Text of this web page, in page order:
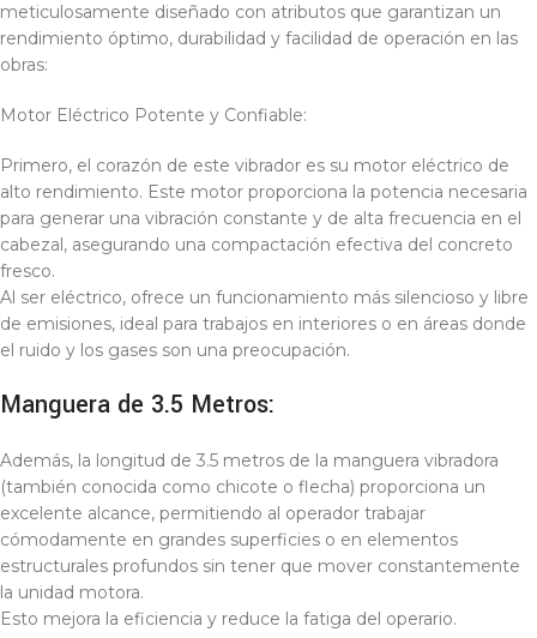
meticulosamente diseñado con atributos que garantizan un
rendimiento óptimo, durabilidad y facilidad de operación en las
obras:
Motor Eléctrico Potente y Confiable:
Primero, el corazón de este vibrador es su motor eléctrico de
alto rendimiento. Este motor proporciona la potencia necesaria
para generar una vibración constante y de alta frecuencia en el
cabezal, asegurando una compactación efectiva del concreto
fresco.
Al ser eléctrico, ofrece un funcionamiento más silencioso y libre
de emisiones, ideal para trabajos en interiores o en áreas donde
el ruido y los gases son una preocupación.
Manguera de 3.5 Metros:
Además, la longitud de 3.5 metros de la manguera vibradora
(también conocida como chicote o flecha) proporciona un
excelente alcance, permitiendo al operador trabajar
cómodamente en grandes superficies o en elementos
estructurales profundos sin tener que mover constantemente
la unidad motora.
Esto mejora la eficiencia y reduce la fatiga del operario.